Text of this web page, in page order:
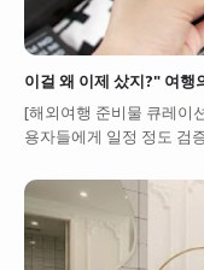
이걸 왜 이제 샀지?" 여행
[해외여행 준비물 큐레이
용자들에게 일정 정도 검